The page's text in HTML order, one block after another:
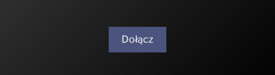
Dołącz